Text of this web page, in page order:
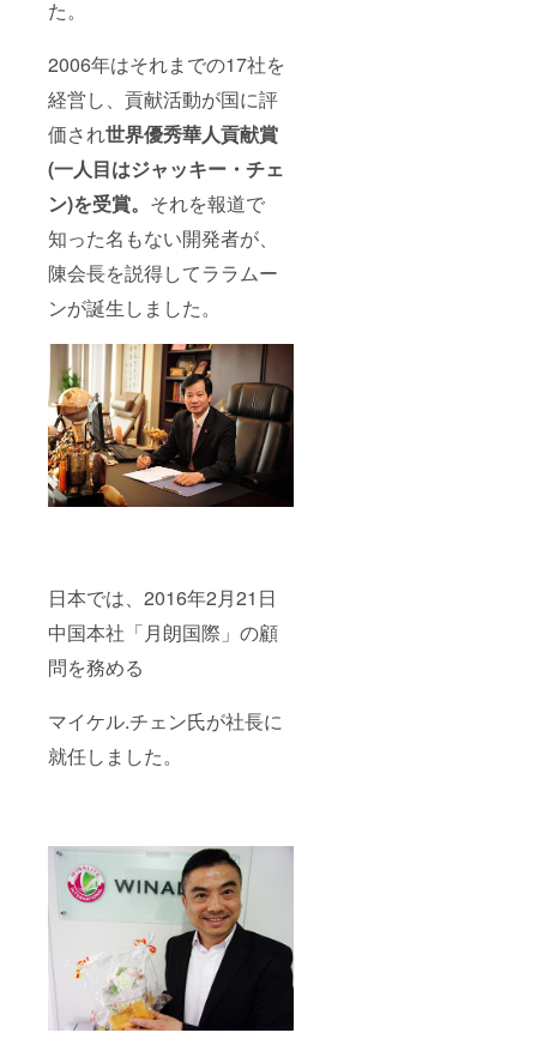
た。
2006年はそれまでの17社を
経営し、貢献活動が国に評
価され世界優秀華人貢献賞
(一人目はジャッキー・チェ
ン)を受賞。 それを報道で
知った名もない開発者が、
陳会長を説得してララムー
ンが誕生しました。
日本では、2016年2月21日
中国本社「月朗国際」の顧
問を務める
マイケル.チェン氏が社長に
就任しました。